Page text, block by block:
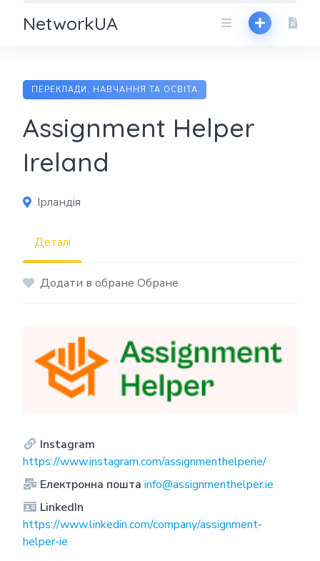
NetworkUA
ПЕРЕКЛАДИ, НАВЧАННЯ ТА ОСВІТА
Assignment Helper
Ireland
Ірландія
Деталі
Додати в обране Обране
Instagram
https://www.instagram.com/assignmenthelperie/
Електронна пошта info@assignmenthelper.ie
LinkedIn
https://www.linkedin.com/company/assignment-
helper-ie